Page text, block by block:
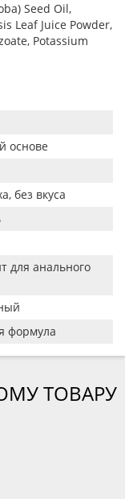
Seed Oil,
Leaf Juice Powder,
Potassium
основе
без вкуса
для анального
формула
ТОВАРУ